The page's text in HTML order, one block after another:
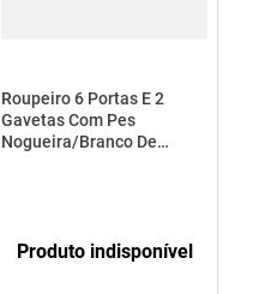
Roupeiro 6 Portas E 2
Gavetas Com Pes
Nogueira/Branco De
Produto indisponível